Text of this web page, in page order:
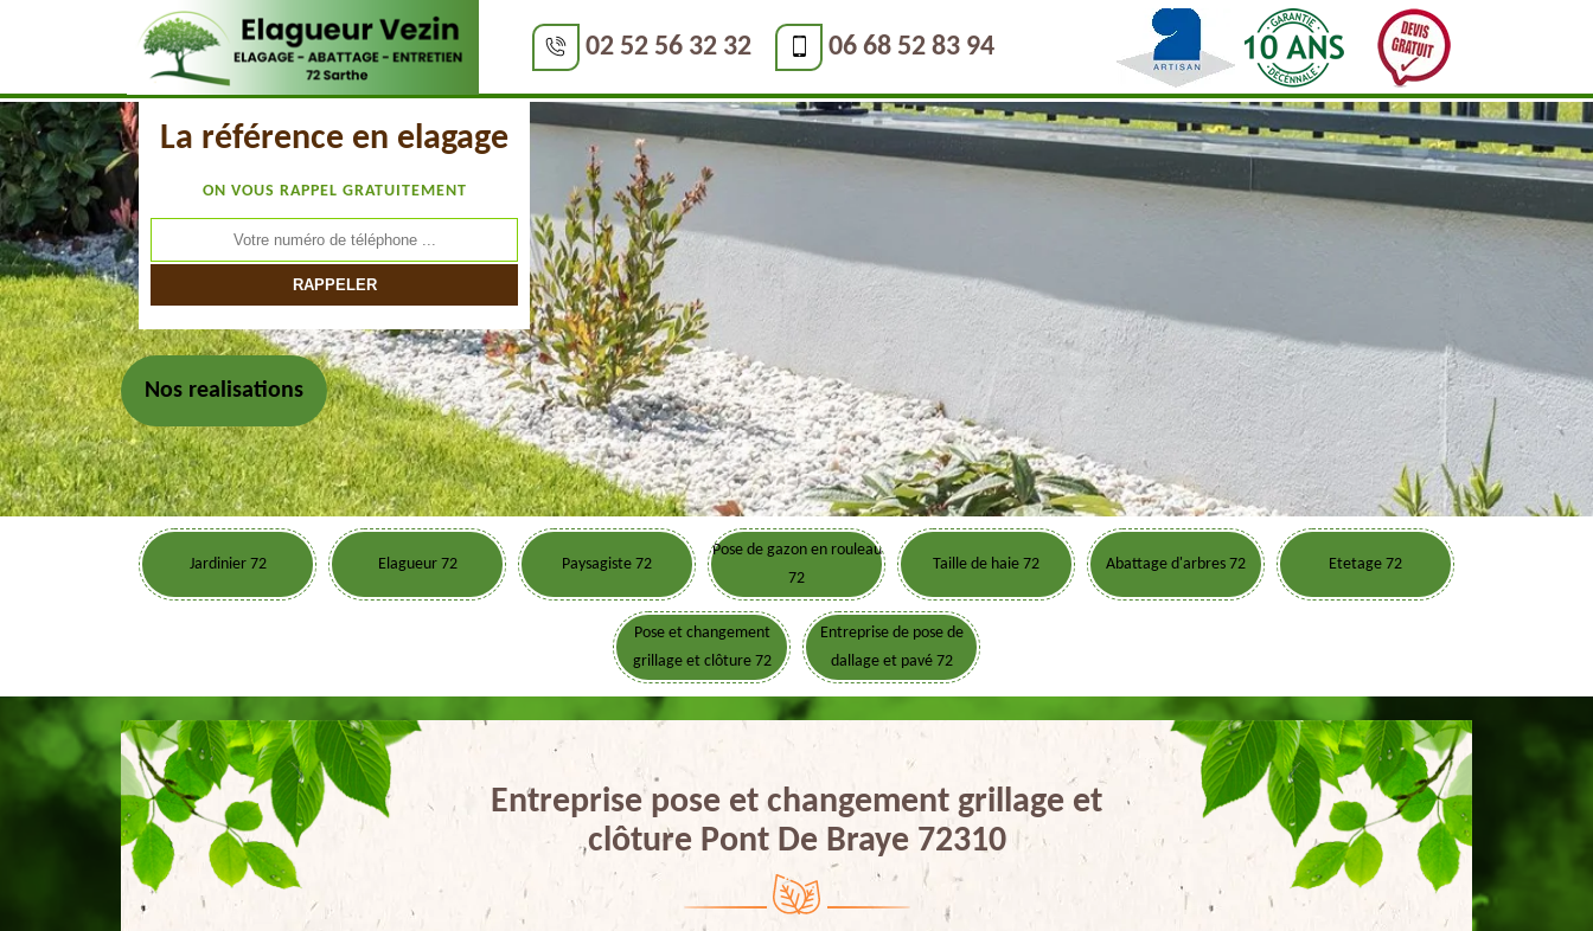
02 52 56 32 32 06 68 52 83 94
La référence en elagage
ON VOUS RAPPEL GRATUITEMENT
Nos realisations
Jardinier 72 Elagueur 72 Paysagiste 72
Pose de gazon en rouleau
72
Taille de haie 72 Abattage d'arbres 72 Etetage 72
Pose et changement
grillage et clôture 72
Entreprise de pose de
dallage et pavé 72
Entreprise pose et changement grillage et
clôture Pont De Braye 72310